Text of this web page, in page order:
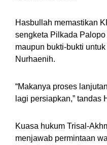
Hasbullah memastikan
sengketa Pilkada
maupun bukti-bukti
Nurhaenih.
“Makanya proses
lagi persiapkan,” tandas
Kuasa hukum Trisal-
menjawab permintaan